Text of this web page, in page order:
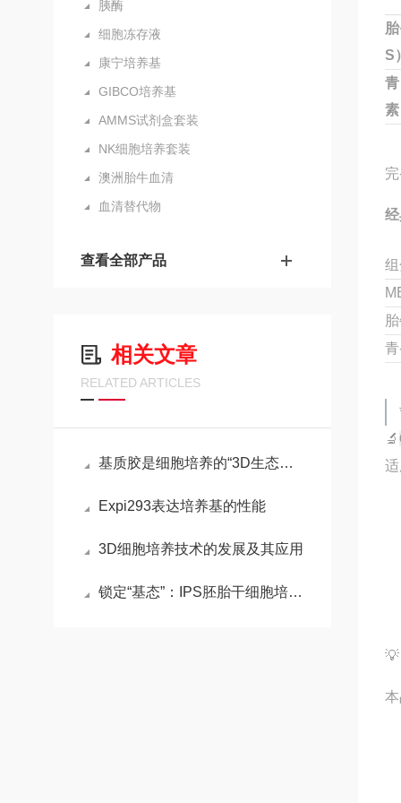
胰酶
细胞冻存液
康宁培养基
GIBCO培养基
AMMS试剂盒套装
NK细胞培养套装
澳洲胎牛血清
血清替代物
查看全部产品
相关文章
RELATED ARTICLES
基质胶是细胞培养的“3D生态模拟器”，解锁组织工程新维度
Expi293表达培养基的性能
3D细胞培养技术的发展及其应用
锁定“基态”：IPS胚胎干细胞培养基的化学重编程术
S
🔬